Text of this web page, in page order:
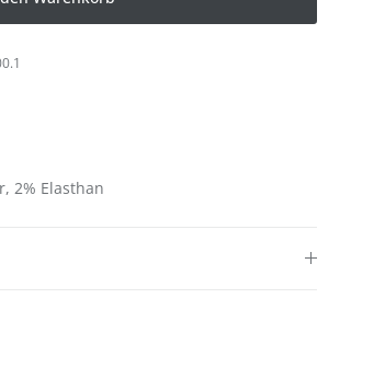
2% Elasthan